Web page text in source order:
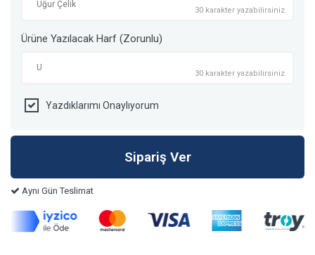
30 karakter yazabilirsiniz.
Ürüne Yazılacak Harf (Zorunlu)
30 karakter yazabilirsiniz.
Yazdıklarımı Onaylıyorum
Aynı Gün Teslimat